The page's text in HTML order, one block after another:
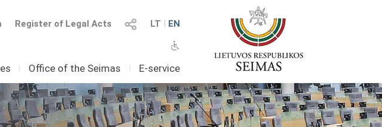
LT I EN
Register of Legal Acts
I Office of the Seimas I E-service